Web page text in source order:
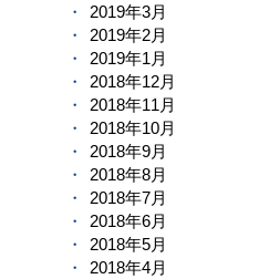
2019年3月
2019年2月
2019年1月
2018年12月
2018年11月
2018年10月
2018年9月
2018年8月
2018年7月
2018年6月
2018年5月
2018年4月